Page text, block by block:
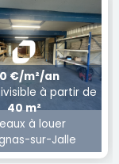
€/m²/an
à partir de
40 m²
à louer
sur-Jalle